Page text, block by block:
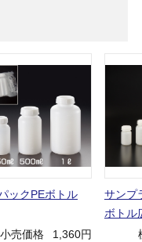
ックPEボトル
売価格
1,360円
サンプ
ボトル